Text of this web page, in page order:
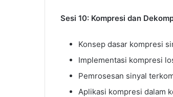
Sesi 10: Kompresi dan
Konsep dasar kompresi
Implementasi kompresi
Pemrosesan sinyal
Aplikasi kompresi dalam